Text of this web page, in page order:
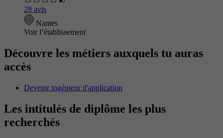
28 avis
Nantes
Voir l’établissement
Découvre les métiers auxquels tu auras
accès
Devenir ingénieur d'application
Les intitulés de diplôme les plus
recherchés